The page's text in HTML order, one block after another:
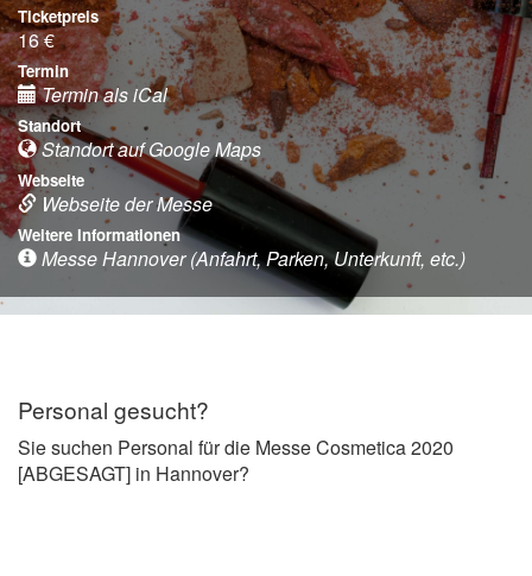
Ticketpreis
16 €
Termin
Termin als iCal
Standort
Standort auf Google Maps
Webseite
Webseite der Messe
Weitere Informationen
Messe Hannover (Anfahrt, Parken, Unterkunft, etc.)
Personal gesucht?
Sie suchen Personal für die Messe Cosmetica 2020
[ABGESAGT] in Hannover?